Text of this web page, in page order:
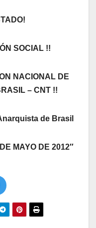
SOCIAL !!
NACIONAL DE
– CNT !!
de Brasil
MAYO DE 2012″